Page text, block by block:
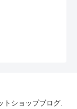
ショップブログ.